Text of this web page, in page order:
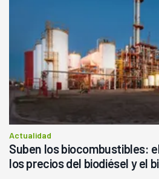
Actualidad
Suben los biocombustibles:
los precios del biodiésel y el